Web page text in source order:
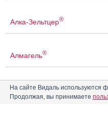
Алка-Зельтцер®
Алмагель®
Алмагель®А
На сайте Видаль используются
Продолжая, вы принимаете